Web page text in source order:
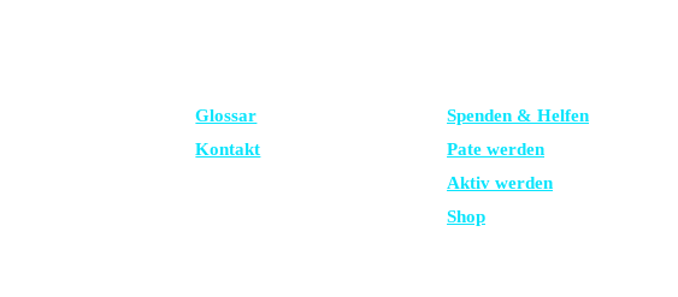
Glossar
Kontakt
Spenden & Helfen
Pate werden
Aktiv werden
Shop